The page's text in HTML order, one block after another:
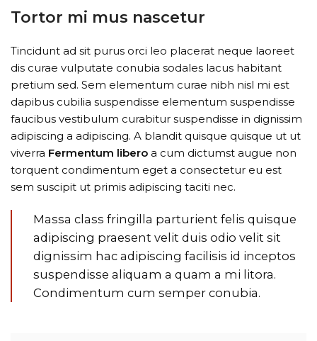
Tortor mi mus nascetur
Tincidunt ad sit purus orci leo placerat neque laoreet
dis curae vulputate conubia sodales lacus habitant
pretium sed. Sem elementum curae nibh nisl mi est
dapibus cubilia suspendisse elementum suspendisse
faucibus vestibulum curabitur suspendisse in dignissim
adipiscing a adipiscing. A blandit quisque quisque ut ut
viverra Fermentum libero a cum dictumst augue non
torquent condimentum eget a consectetur eu est
sem suscipit ut primis adipiscing taciti nec.
Massa class fringilla parturient felis quisque
adipiscing praesent velit duis odio velit sit
dignissim hac adipiscing facilisis id inceptos
suspendisse aliquam a quam a mi litora.
Condimentum cum semper conubia.